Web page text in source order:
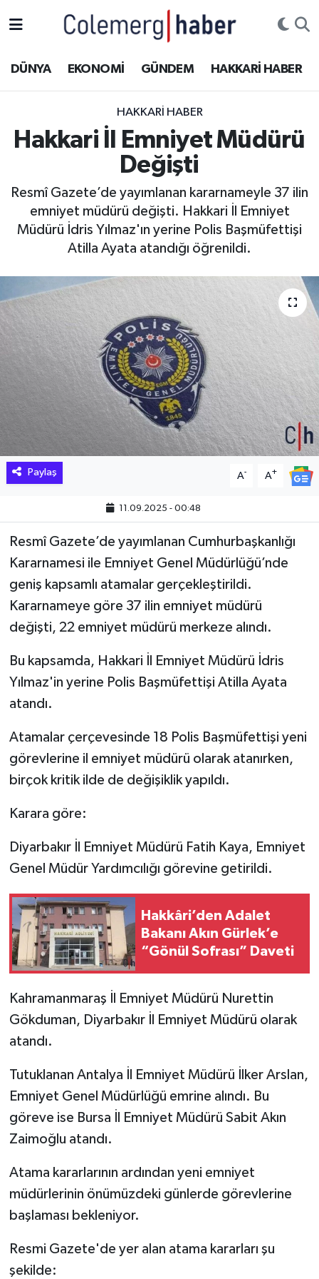
DÜNYA EKONOMİ GÜNDEM HAKKARİ HABER
HAKKARI HABER
Hakkari İl Emniyet Müdürü
Değişti
Resmî Gazete’de yayımlanan kararnameyle 37 ilin
emniyet müdürü değişti. Hakkari İl Emniyet
Müdürü İdris Yılmaz'ın yerine Polis Başmüfettişi
Atilla Ayata atandığı öğrenildi.
Paylaş A- A+
11.09.2025 - 00:48
Resmî Gazete’de yayımlanan Cumhurbaşkanlığı
Kararnamesi ile Emniyet Genel Müdürlüğü’nde
geniş kapsamlı atamalar gerçekleştirildi.
Kararnameye göre 37 ilin emniyet müdürü
değişti, 22 emniyet müdürü merkeze alındı.
Bu kapsamda, Hakkari İl Emniyet Müdürü İdris
Yılmaz'in yerine Polis Başmüfettişi Atilla Ayata
atandı.
Atamalar çerçevesinde 18 Polis Başmüfettişi yeni
görevlerine il emniyet müdürü olarak atanırken,
birçok kritik ilde de değişiklik yapıldı.
Karara göre:
Diyarbakır İl Emniyet Müdürü Fatih Kaya, Emniyet
Genel Müdür Yardımcılığı görevine getirildi.
Hakkâri’den Adalet
Bakanı Akın Gürlek’e
“Gönül Sofrası” Daveti
Kahramanmaraş İl Emniyet Müdürü Nurettin
Gökduman, Diyarbakır İl Emniyet Müdürü olarak
atandı.
Tutuklanan Antalya İl Emniyet Müdürü İlker Arslan,
Emniyet Genel Müdürlüğü emrine alındı. Bu
göreve ise Bursa İl Emniyet Müdürü Sabit Akın
Zaimoğlu atandı.
Atama kararlarının ardından yeni emniyet
müdürlerinin önümüzdeki günlerde görevlerine
başlaması bekleniyor.
Resmi Gazete'de yer alan atama kararları şu
şekilde:
ASAYİŞ
DÜNYA
EĞİTİM
GÜNDEM
Hakkari Haber
İLGİNÇ HABERLER
KADIN
KÜLTÜR SANAT
POLİTİKA
SAĞLIK
SPOR
TARİH
TEKNOLOJİ
YAŞAM
Hakkâri Hava Durumu
Hakkari Namaz Vakitleri
Hakkâri Trafik Yoğunluk Haritası
Süper Lig Puan Durumu ve Fikstür
Tüm Manşetler
Haber Arşivi